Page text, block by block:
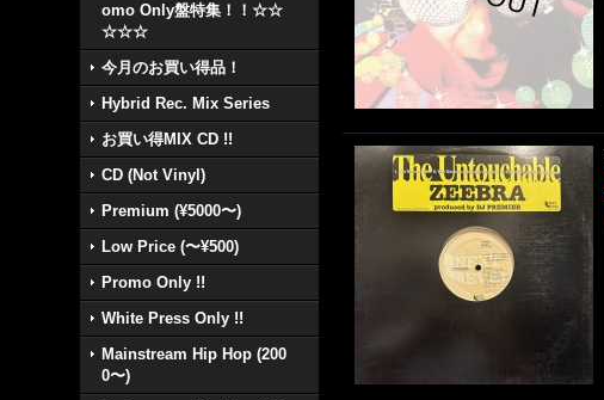
omo Only盤特集！！☆☆
☆☆☆
今月のお買い得品！
Hybrid Rec. Mix Series
お買い得MIX CD !!
CD (Not Vinyl)
Premium (¥5000〜)
Low Price (〜¥500)
Promo Only !!
White Press Only !!
Mainstream Hip Hop (200
0〜)